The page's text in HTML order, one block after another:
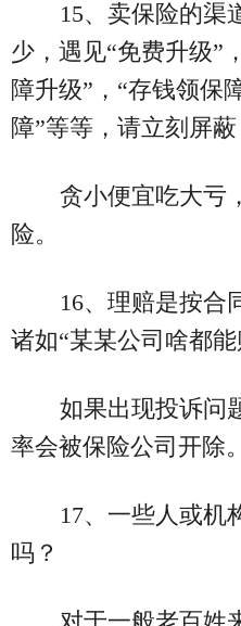
15、卖保险的渠
少，遇见“免费升级”
障升级”，“存钱领保
障”等等，请立刻屏蔽
贪小便宜吃大亏
险。
16、理赔是按合
诸如“某某公司啥都能
如果出现投诉问
率会被保险公司开除。
17、一些人或机
吗？